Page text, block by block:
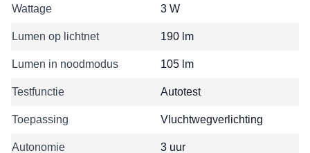
Wattage 3 W
Lumen op lichtnet 190 lm
Lumen in noodmodus 105 lm
Testfunctie Autotest
Toepassing Vluchtwegverlichting
Autonomie 3 uur